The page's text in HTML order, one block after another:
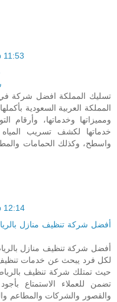
11:53
تسليك المملكة افضل شركة
المملكة العربية السعودية
ومميزاتها وخدماتها، وأرقام
خدماتها لكشف تسريب
واسطح، وكذلك الحمامات
12:14
أفضل شركة تنظيف منازل
أفضل شركة تنظيف منازل
لكل فرد يبحث عن خدمات تنظيف
حيث تمتلك شركة تنظيف
تضمن للعملاء الاستمتاع
والقصور والشركات والمطاعم